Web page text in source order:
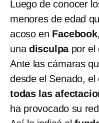
Luego de conocer
menores de edad
acoso en
unadisculpapor el
Ante las cámaras
desde el Senado,
todas las
ha provocado su